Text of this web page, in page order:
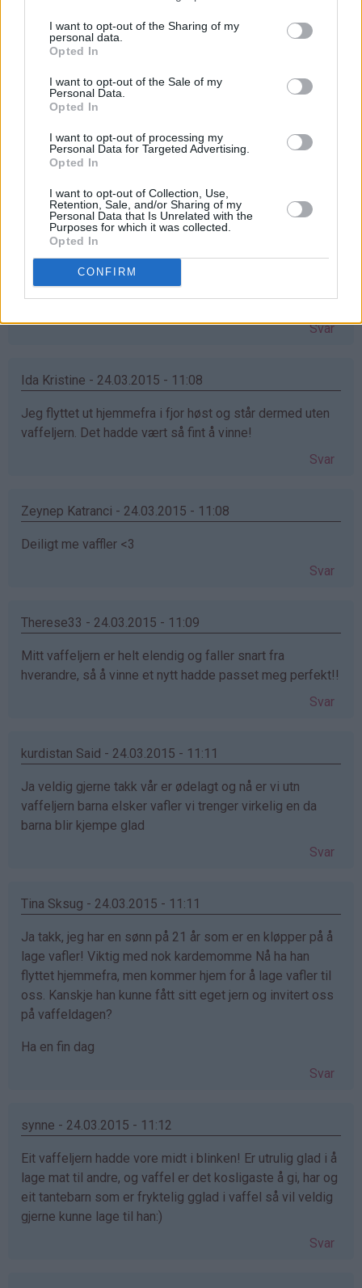
I want to opt-out of the Sharing of my
personal data.
Opted In
I want to opt-out of the Sale of my
Personal Data.
Opted In
I want to opt-out of processing my
Personal Data for Targeted Advertising.
Opted In
I want to opt-out of Collection, Use,
Retention, Sale, and/or Sharing of my
Personal Data that Is Unrelated with the
Purposes for which it was collected.
Opted In
CONFIRM
etter bare en vaffel :( Bettina Kvarmebmk92@live.no
stine-sofie - 24.03.2015 - 11:06
Åh, eg har hatt lyst på vaflar i lang tid no, men har ikkje
hatt vaffeljernet! Dette hadde vore ein perfekt gave til
påska
Monika Dale Berland - 24.03.2015 - 11:08
Har verdens snilleste mamma, som ønsker seg akkurat
dette jernet. Skal gi det til henne om jeg vinner
Svar
Ida Kristine - 24.03.2015 - 11:08
Jeg flyttet ut hjemmefra i fjor høst og står dermed uten
vaffeljern. Det hadde vært så fint å vinne!
Svar
Zeynep Katranci - 24.03.2015 - 11:08
Deiligt me vaffler <3
Svar
Therese33 - 24.03.2015 - 11:09
Mitt vaffeljern er helt elendig og faller snart fra
hverandre, så å vinne et nytt hadde passet meg perfekt!!
Svar
kurdistan Said - 24.03.2015 - 11:11
Ja veldig gjerne takk vår er ødelagt og nå er vi utn
vaffeljern barna elsker vafler vi trenger virkelig en da
barna blir kjempe glad
Svar
Tina Sksug - 24.03.2015 - 11:11
Ja takk, jeg har en sønn på 21 år som er en kløpper på å
lage vafler! Viktig med nok kardemomme Nå ha han
flyttet hjemmefra, men kommer hjem for å lage vafler til
oss. Kanskje han kunne fått sitt eget jern og invitert oss
på vaffeldagen?
Ha en fin dag
Svar
synne - 24.03.2015 - 11:12
Eit vaffeljern hadde vore midt i blinken! Er utrulig glad i å
lage mat til andre, og vaffel er det kosligaste å gi, har og
eit tantebarn som er fryktelig gglad i vaffel så vil veldig
gjerne kunne lage til han:)
Svar